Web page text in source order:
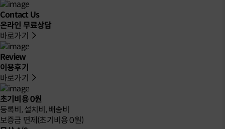
Contact Us
온라인 무료상담
바로가기
Review
이용후기
바로가기
초기비용 0원
등록비, 설치비, 배송비
보증금 면제(초기비용 0원)